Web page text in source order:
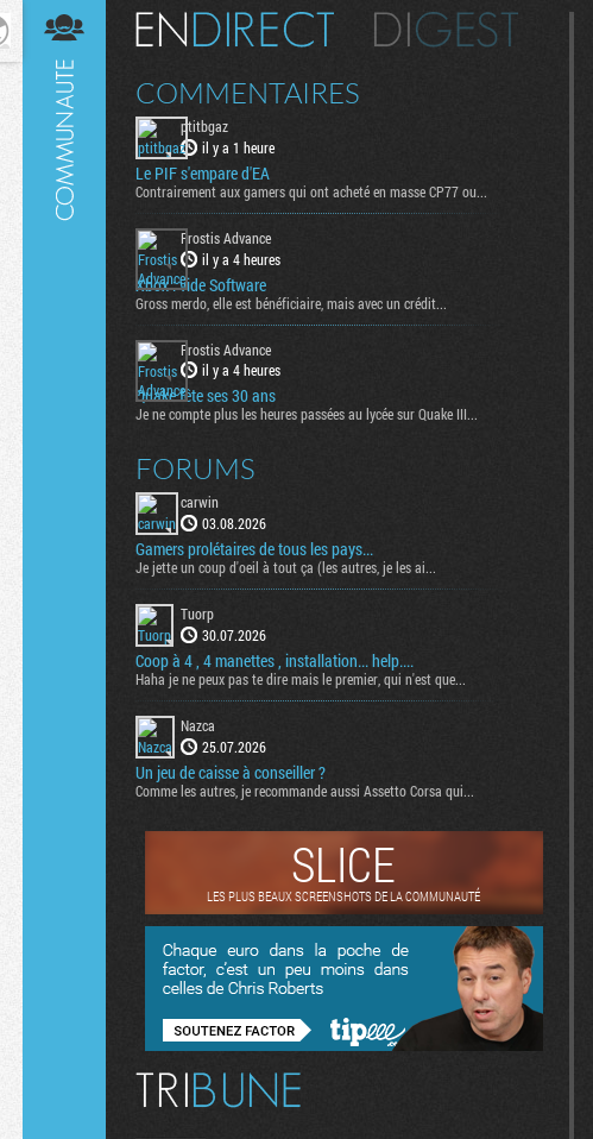
Digest
COMMENTAIRES
ptitbgaz
il y a 1 heure
Le PIF s'empare d'EA
Contrairement aux gamers qui ont acheté en masse CP77 ou...
Frostis Advance
il y a 4 heures
Xbox : vide Software
Gross merdo, elle est bénéficiaire, mais avec un crédit...
Frostis Advance
il y a 4 heures
Quake fête ses 30 ans
Je ne compte plus les heures passées au lycée sur Quake III...
FORUMS
carwin
03.08.2026
Gamers prolétaires de tous les pays...
Je jette un coup d'oeil à tout ça (les autres, je les ai...
Tuorp
30.07.2026
Coop à 4 , 4 manettes , installation... help....
Haha je ne peux pas te dire mais le premier, qui n'est que...
Nazca
25.07.2026
Un jeu de caisse à conseiller ?
Comme les autres, je recommande aussi Assetto Corsa qui...
SLICE
LES PLUS BEAUX SCREENSHOTS DE LA COMMUNAUTÉ